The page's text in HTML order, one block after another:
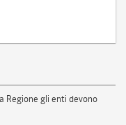
Regione gli enti devono